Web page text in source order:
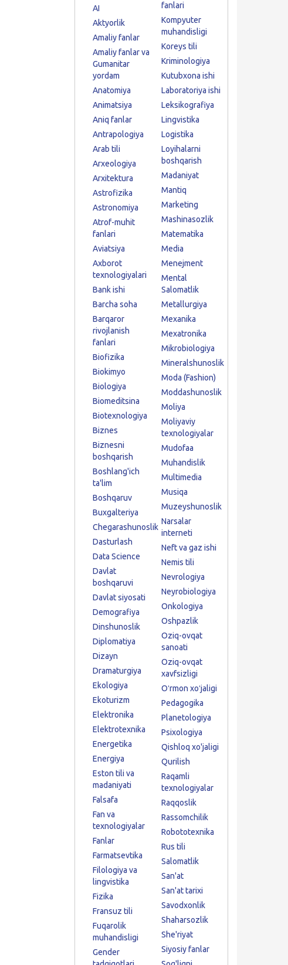
AI
Aktyorlik
Amaliy fanlar
Amaliy fanlar va
Gumanitar
yordam
Anatomiya
Animatsiya
Aniq fanlar
Antrapologiya
Arab tili
Arxeologiya
Arxitektura
Astrofizika
Astronomiya
Atrof-muhit
fanlari
Aviatsiya
Axborot
texnologiyalari
Bank ishi
Barcha soha
Barqaror
rivojlanish
fanlari
Biofizika
Biokimyo
Biologiya
Biomeditsina
Biotexnologiya
Biznes
Biznesni
boshqarish
Boshlang'ich
ta'lim
Boshqaruv
Buxgalteriya
Chegarashunoslik
Dasturlash
Data Science
Davlat
boshqaruvi
Davlat siyosati
Demografiya
Dinshunoslik
Diplomatiya
Dizayn
Dramaturgiya
Ekologiya
Ekoturizm
Elektronika
Elektrotexnika
Energetika
Energiya
Eston tili va
madaniyati
Falsafa
Fan va
texnologiyalar
Fanlar
Farmatsevtika
Filologiya va
lingvistika
Fizika
Fransuz tili
Fuqarolik
muhandisligi
Gender
fanlari
Kompyuter
muhandisligi
Koreys tili
Kriminologiya
Kutubxona ishi
Laboratoriya ishi
Leksikografiya
Lingvistika
Logistika
Loyihalarni
boshqarish
Madaniyat
Mantiq
Marketing
Mashinasozlik
Matematika
Media
Menejment
Mental
Salomatlik
Metallurgiya
Mexanika
Mexatronika
Mikrobiologiya
Mineralshunoslik
Moda (Fashion)
Moddashunoslik
Moliya
Moliyaviy
texnologiyalar
Mudofaa
Muhandislik
Multimedia
Musiqa
Muzeyshunoslik
Narsalar
interneti
Neft va gaz ishi
Nemis tili
Nevrologiya
Neyrobiologiya
Onkologiya
Oshpazlik
Oziq-ovqat
sanoati
Oziq-ovqat
xavfsizligi
Oʻrmon xoʻjaligi
Pedagogika
Planetologiya
Psixologiya
Qishloq xo'jaligi
Qurilish
Raqamli
texnologiyalar
Raqqoslik
Rassomchilik
Robototexnika
Rus tili
Salomatlik
San'at
San'at tarixi
Savodxonlik
Shaharsozlik
She'riyat
Siyosiy fanlar